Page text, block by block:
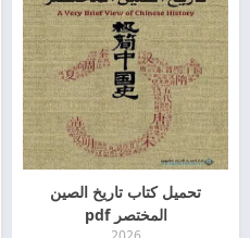
تحميل كتاب تاريخ الصين
المختصر pdf